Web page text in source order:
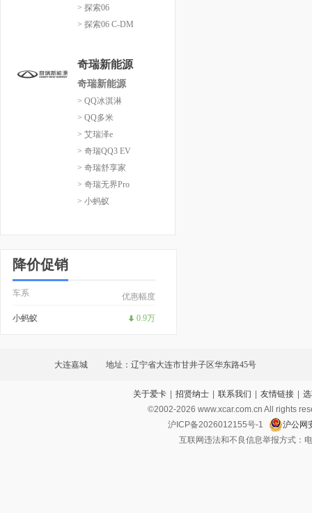
> 探索06
> 探索06 C-DM
奇瑞新能源
奇瑞新能源
> QQ冰淇淋
> QQ多米
> 艾瑞泽e
> 奇瑞QQ3 EV
> 奇瑞舒享家
> 奇瑞无界Pro
> 小蚂蚁
降价促销
车系 优惠幅度
小蚂蚁 0.9万
大连嘉城 地址：辽宁省大连市甘井子区华东路45号
关于爱卡 | 招贤纳士 | 联系我们 | 友情链接 |
©2002-2026 www.xcar.com.cn All rights
沪ICP备2026012155号-1
沪公网
互联网违法和不良信息举报方式：